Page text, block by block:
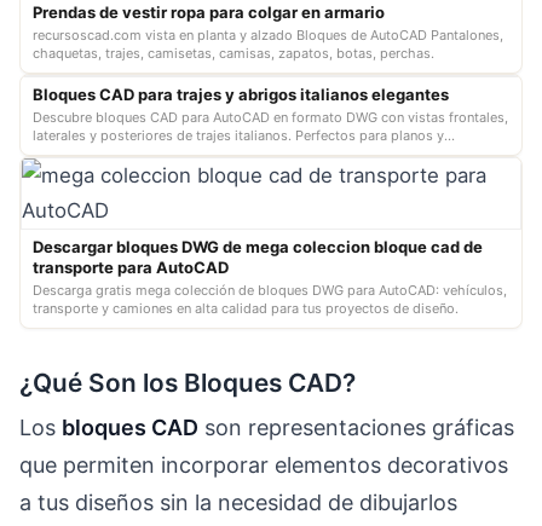
Prendas de vestir ropa para colgar en armario
recursoscad.com vista en planta y alzado Bloques de AutoCAD Pantalones,
chaquetas, trajes, camisetas, camisas, zapatos, botas, perchas.
Bloques CAD para trajes y abrigos italianos elegantes
Descubre bloques CAD para AutoCAD en formato DWG con vistas frontales,
laterales y posteriores de trajes italianos. Perfectos para planos y
proyectos en…
Descargar bloques DWG de mega coleccion bloque cad de
transporte para AutoCAD
Descarga gratis mega colección de bloques DWG para AutoCAD: vehículos,
transporte y camiones en alta calidad para tus proyectos de diseño.
¿Qué Son los Bloques CAD?
Los bloques CAD son representaciones gráficas
que permiten incorporar elementos decorativos
a tus diseños sin la necesidad de dibujarlos